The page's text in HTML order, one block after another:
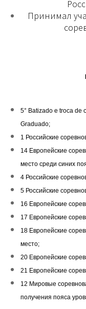
Принимал
5° Batizado e troca de
Graduado;
1 Российские
14 Европейские
место среди синих
4 Российские
5 Российские
16 Европейские
17 Европейские
18 Европейские
место;
20 Европейские
21 Европейские
12 Мировые
получения пояса